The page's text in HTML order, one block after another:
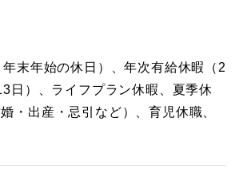
年末年始の休日）、年次有給休暇（2
日）、ライフプラン休暇、夏季休
・出産・忌引など）、育児休職、